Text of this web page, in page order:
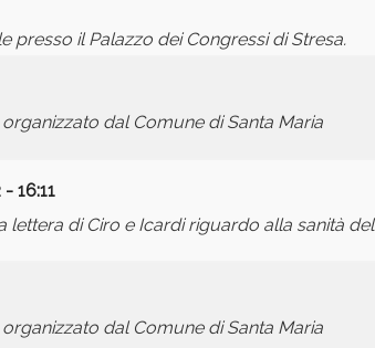
presso il Palazzo dei Congressi di Stresa.
dal Comune di Santa Maria
16:11
lettera di Ciro e Icardi riguardo alla sanità del
dal Comune di Santa Maria